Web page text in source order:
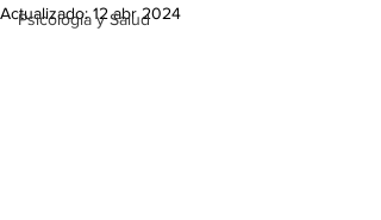
Psicología y Salud
Actualizado:12 abr 2024